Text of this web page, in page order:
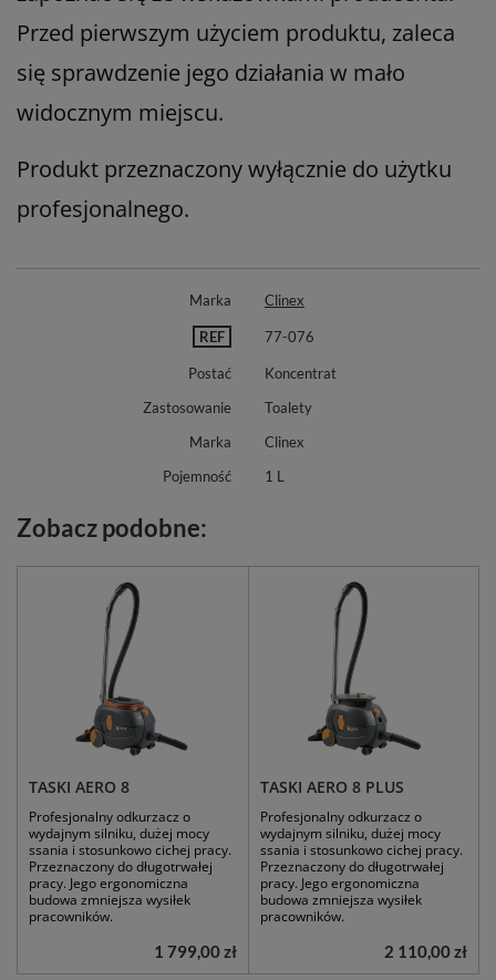
Przed pierwszym użyciem produktu, zaleca
się sprawdzenie jego działania w mało
widocznym miejscu.
Produkt przeznaczony wyłącznie do użytku
profesjonalnego.
Marka Clinex
REF 77-076
Postać
Koncentrat
Zastosowanie
Toalety
Marka
Clinex
Pojemność
1 L
Zobacz podobne:
TASKI AERO 8
Profesjonalny odkurzacz o
wydajnym silniku, dużej mocy
ssania i stosunkowo cichej pracy.
Przeznaczony do długotrwałej
pracy. Jego ergonomiczna
budowa zmniejsza wysiłek
pracowników.
1 799,00 zł
TASKI AERO 8 PLUS
Profesjonalny odkurzacz o
wydajnym silniku, dużej mocy
ssania i stosunkowo cichej pracy.
Przeznaczony do długotrwałej
pracy. Jego ergonomiczna
budowa zmniejsza wysiłek
pracowników.
2 110,00 zł